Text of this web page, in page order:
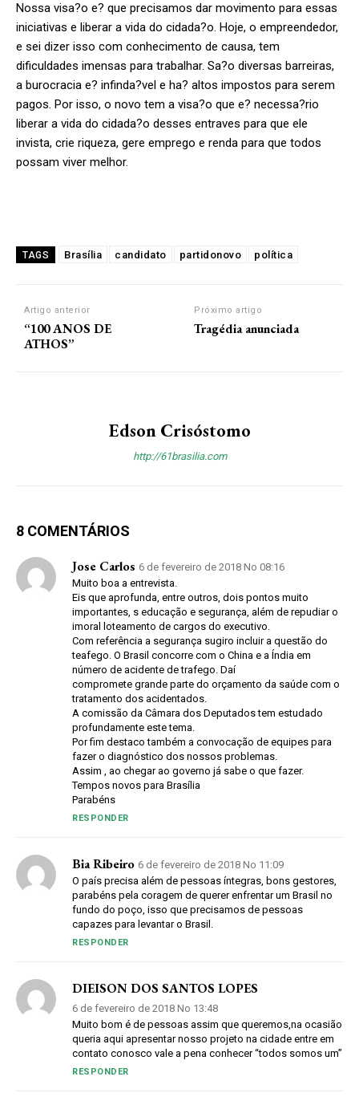
Nossa visa?o e? que precisamos dar movimento para essas
iniciativas e liberar a vida do cidada?o. Hoje, o empreendedor,
e sei dizer isso com conhecimento de causa, tem
dificuldades imensas para trabalhar. Sa?o diversas barreiras,
a burocracia e? infinda?vel e ha? altos impostos para serem
pagos. Por isso, o novo tem a visa?o que e? necessa?rio
liberar a vida do cidada?o desses entraves para que ele
invista, crie riqueza, gere emprego e renda para que todos
possam viver melhor.
TAGS Brasília candidato partidonovo política
Artigo anterior
“100 ANOS DE
ATHOS”
Próximo artigo
Tragédia anunciada
Edson Crisóstomo
http://61brasilia.com
8 COMENTÁRIOS
Jose Carlos 6 de fevereiro de 2018 No 08:16
Muito boa a entrevista.
Eis que aprofunda, entre outros, dois pontos muito
importantes, s educação e segurança, além de repudiar o
imoral loteamento de cargos do executivo.
Com referência a segurança sugiro incluir a questão do
teafego. O Brasil concorre com o China e a Índia em
número de acidente de trafego. Daí
compromete grande parte do orçamento da saúde com o
tratamento dos acidentados.
A comissão da Câmara dos Deputados tem estudado
profundamente este tema.
Por fim destaco também a convocação de equipes para
fazer o diagnóstico dos nossos problemas.
Assim , ao chegar ao governo já sabe o que fazer.
Tempos novos para Brasília
Parabéns
RESPONDER
Bia Ribeiro 6 de fevereiro de 2018 No 11:09
O país precisa além de pessoas íntegras, bons gestores,
parabéns pela coragem de querer enfrentar um Brasil no
fundo do poço, isso que precisamos de pessoas
capazes para levantar o Brasil.
RESPONDER
DIEISON DOS SANTOS LOPES
6 de fevereiro de 2018 No 13:48
Muito bom é de pessoas assim que queremos,na ocasião
queria aqui apresentar nosso projeto na cidade entre em
contato conosco vale a pena conhecer “todos somos um”
RESPONDER